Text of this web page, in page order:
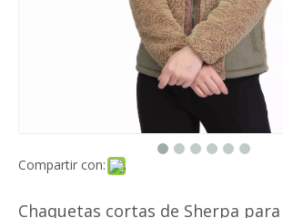
Compartir con:
Chaquetas cortas de Sherpa